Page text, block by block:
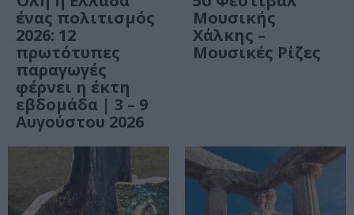
ένας πολιτισμός
2026: 12
πρωτότυπες
παραγωγές
φέρνει η έκτη
εβδομάδα | 3 – 9
Αυγούστου 2026
Μουσικής
Χάλκης –
Μουσικές Ρίζες